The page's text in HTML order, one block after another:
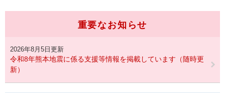
重要なお知らせ
2026年8月5日更新
令和8年熊本地震に係る支援等情報を掲載しています（随時更
新）